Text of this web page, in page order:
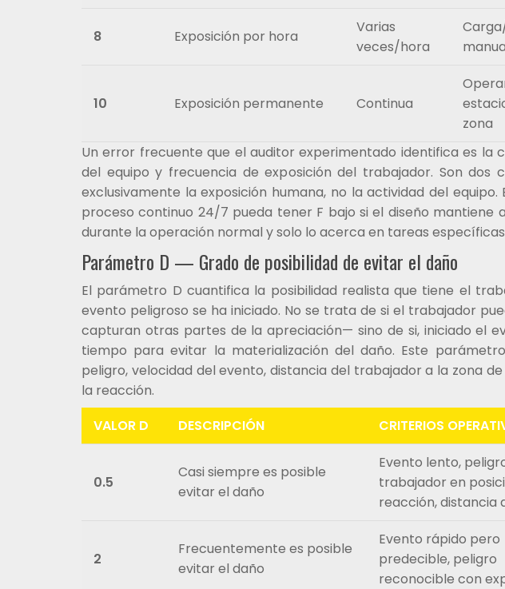
8 Exposición por hora
Varias
veces/hora
10 Exposición permanente Continua
zona
Un error frecuente que el auditor experimentado identifica es la
del equipo y frecuencia de exposición del trabajador. Son dos
exclusivamente la exposición humana, no la actividad del
proceso continuo 24/7 pueda tener F bajo si el diseño mantiene
durante la operación normal y solo lo acerca en tareas
Parámetro D — Grado de posibilidad de evitar el daño
El parámetro D cuantifica la posibilidad realista que tiene el
evento peligroso se ha iniciado. No se trata de si el trabajador
capturan otras partes de la apreciación— sino de si, iniciado el
tiempo para evitar la materialización del daño. Este
peligro, velocidad del evento, distancia del trabajador a la zona
la reacción.
VALOR D
DESCRIPCIÓN CRITERIOS
0.5
Casi siempre es posible
evitar el daño
Evento lento,
trabajador en
reacción, distancia
2
Frecuentemente es posible
evitar el daño
Evento rápido pero
predecible, peligro
reconocible con